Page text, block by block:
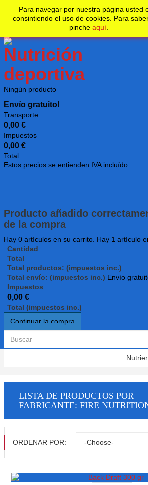
Ningún producto
Envío gratuito!
Transporte
0,00 €
Impuestos
0,00 €
Total
Estos precios se entienden IVA incluído
Producto añadido
de la compra
Hay 0artículos en su carrito. Hay 1 artículo
Cantidad
Total
Total productos: (impuestos inc.)
Total envío: (impuestos inc.) Envío
Impuestos
0,00 €
Total (impuestos inc.)
Continuar la compra
LISTA DE PRODUCTOS POR
FABRICANTE: FIRE
ORDENAR POR:
Para navegar por nuestra página usted
consintiendo el uso de cookies. Para
pinche aquí.